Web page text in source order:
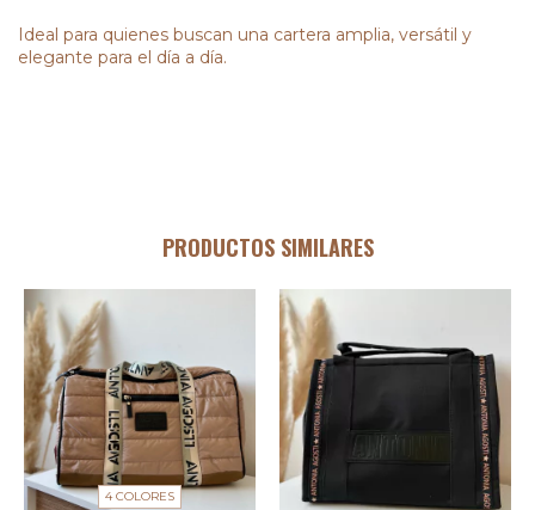
Ideal para quienes buscan una cartera amplia, versátil y
elegante para el día a día.
PRODUCTOS SIMILARES
4 COLORES